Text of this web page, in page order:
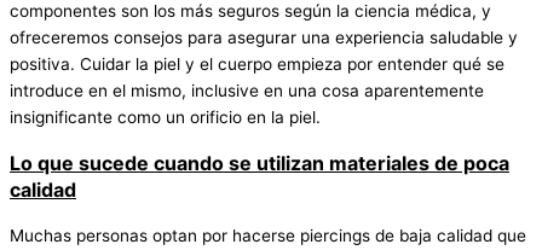
componentes son los más seguros según la ciencia médica, y
ofreceremos consejos para asegurar una experiencia saludable y
positiva. Cuidar la piel y el cuerpo empieza por entender qué se
introduce en el mismo, inclusive en una cosa aparentemente
insignificante como un orificio en la piel.
Lo que sucede cuando se utilizan materiales de poca
calidad
Muchas personas optan por hacerse piercings de baja calidad que